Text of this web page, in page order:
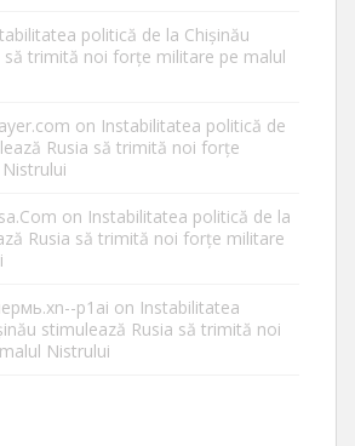
politică de la Chișinău
să trimită noi forțe militare pe malul
on Instabilitatea politică de
Rusia să trimită noi forțe
on Instabilitatea politică de la
Rusia să trimită noi forțe militare
p1ai on Instabilitatea
stimulează Rusia să trimită noi
Nistrului